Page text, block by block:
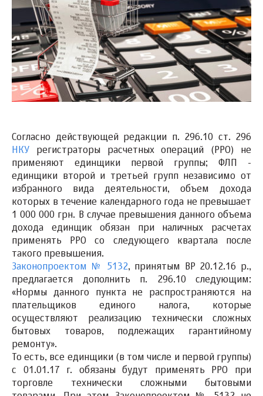
Согласно действующей редакции п. 296.10 ст. 296
НКУ регистраторы расчетных операций (РРО) не
применяют единщики первой группы; ФЛП -
единщики второй и третьей групп независимо от
избранного вида деятельности, объем дохода
которых в течение календарного года не превышает
1 000 000 грн. В случае превышения данного объема
дохода единщик обязан при наличных расчетах
применять РРО со следующего квартала после
такого превышения.
Законопроектом № 5132, принятым ВР 20.12.16 р.,
предлагается дополнить п. 296.10 следующим:
«Нормы данного пункта не распространяются на
плательщиков единого налога, которые
осуществляют реализацию технически сложных
бытовых товаров, подлежащих гарантийному
ремонту».
То есть, все единщики (в том числе и первой группы)
с 01.01.17 г. обязаны будут применять РРО при
торговле технически сложными бытовыми